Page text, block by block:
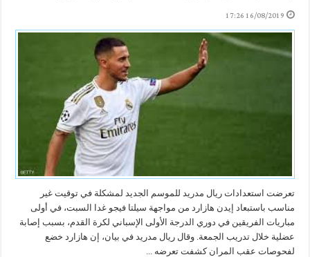
16/08/2019 17:26
تعرضت استعدادات ريال مدريد للموسم الجديد لمشكلة في توقيت غير
مناسب باستبعاد إيدن هازارد من مواجهة سيلتا فيجو غدا السبت، في أولى
مباريات الفريقين في دوري الدرجة الأولى الإسباني لكرة القدم، بسبب إصابة
عضلية خلال تدريب الجمعة. وقال ريال مدريد في بيان، إن هازارد خضع
لفحوصات عقب المران كشفت تعرضه ...